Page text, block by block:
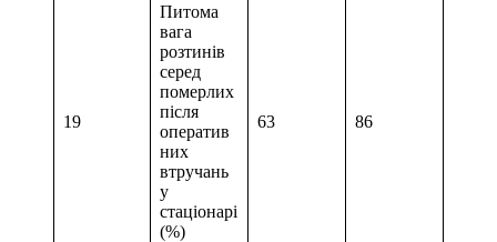
19
Питома
вага
розтинів
серед
померлих
після
оператив
них
втручань
у
стаціонарі
(%)
63 86